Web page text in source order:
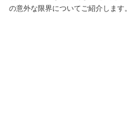
の意外な限界についてご紹介します。